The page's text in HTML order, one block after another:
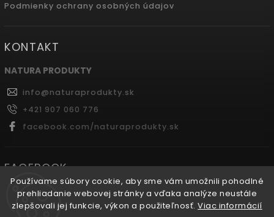
Používame súbory cookie, aby sme vám umožnili pohodlné
prehliadanie webovej stránky a vďaka analýze neustále
zlepšovali jej funkcie, výkon a použiteľnosť.Viac informácií
Podmienky ochrany osobných údajov
KONTAKT
NATURA PRODUKTY
info@naturaprodukty.sk
+421 907 060 776
facebook.com/naturaprodukty.sk
FACEBOOK